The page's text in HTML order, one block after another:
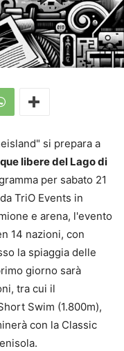
si prepara a
libere del Lago di
per sabato 21
TriO Events in
e arena, l'evento
14 nazioni, con
la spiaggia delle
giorno sarà
tra cui il
Swim (1.800m),
con la Classic